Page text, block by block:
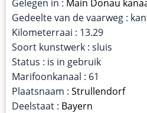
Gelegen in : Main Donau
Gedeelte van de vaarweg :
Kilometerraai : 13.29
Soort kunstwerk : sluis
Status : is in gebruik
Marifoonkanaal : 61
Plaatsnaam : Strullendorf
Deelstaat : Bayern